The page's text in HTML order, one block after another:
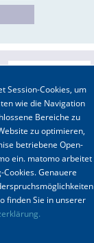
Datenschutz
Session-Cookies, um
wie die Navigation
Bereiche zu
zu optimieren,
betriebene Open-
ein. matomo arbeitet
Cookies. Genauere
finden Sie in unserer